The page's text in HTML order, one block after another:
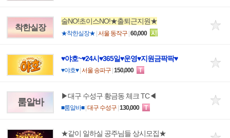
착한실장
술NO!초이스NO!★출퇴근지원★
★착한실장★ 서울 동작구 60,000 시
♥야호~♥24시♥365일♥운영♥지원금팍팍♥
♥야호♥| 서울 송파구 150,000 T
룸알바
▶대구 수성구 황금동 체크 TC◀
■룸알바■| 대구 수성구 130,000 T
★같이 일하실 공주님들 상시모집★